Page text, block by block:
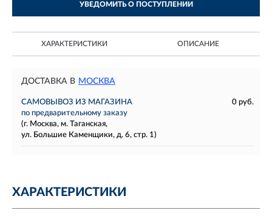
УВЕДОМИТЬ О ПОСТУПЛЕНИИ
ХАРАКТЕРИСТИКИ ОПИСАНИЕ
ДОСТАВКА В МОСКВА
САМОВЫВОЗ ИЗ МАГАЗИНА
0 руб.
по предварительному заказу
(г. Москва, м. Таганская,
ул. Большие Каменщики, д. 6, стр. 1)
ХАРАКТЕРИСТИКИ